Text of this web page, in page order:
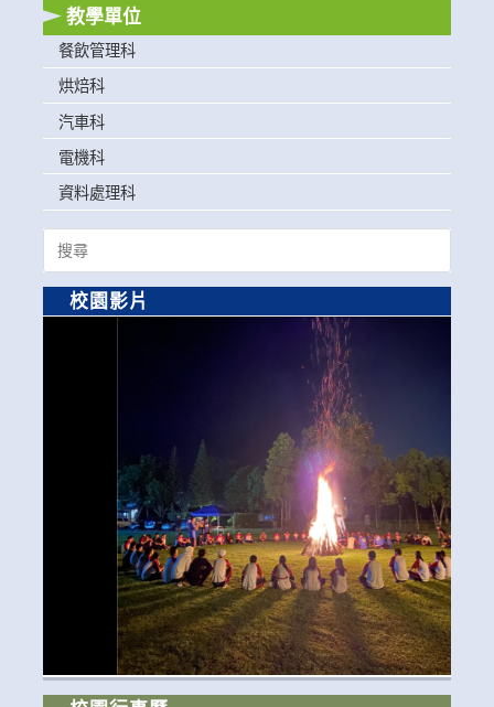
教學單位
餐飲管理科
烘焙科
汽車科
電機科
資料處理科
Search
for:
校園影片